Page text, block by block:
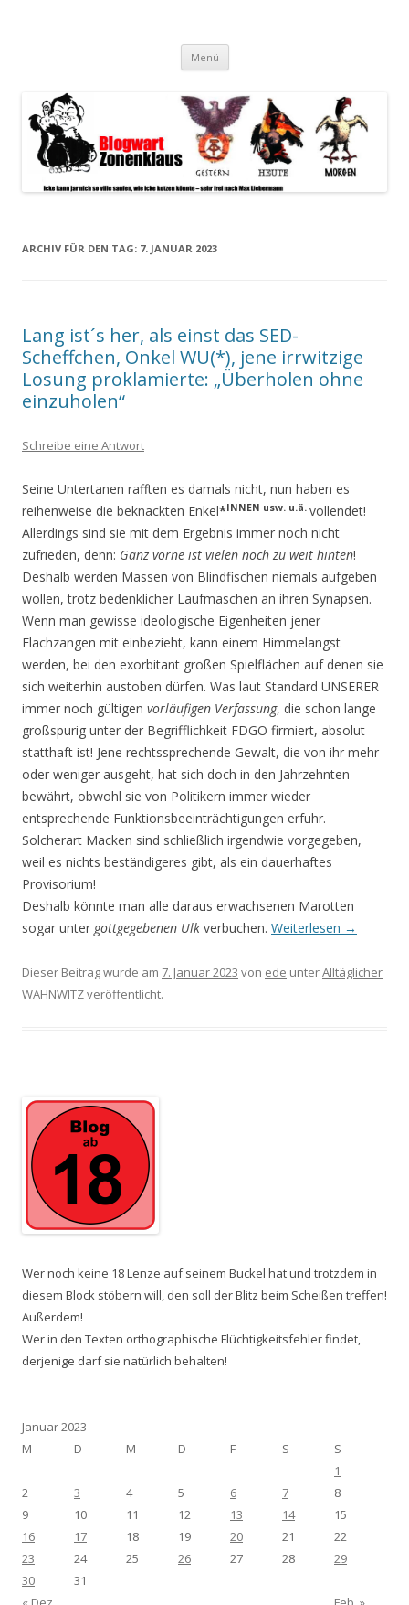
spiegeln im wesentlichen den Gesundheitszustand dieser unserer
Menü Zum
springen
ARCHIV FÜR DEN TAG: 7. JANUAR 2023
Lang ist´s her, als einst das SED-
Scheffchen, Onkel WU(*), jene irrwitzige
Losung proklamierte: „Überholen ohne
einzuholen“
Schreibe eine Antwort
Seine Untertanen rafften es damals nicht, nun haben es
reihenweise die beknackten Enkel*INNEN usw. u.ä. vollendet!
Allerdings sind sie mit dem Ergebnis immer noch nicht
zufrieden, denn: Ganz vorne ist vielen noch zu weit hinten!
Deshalb werden Massen von Blindfischen niemals aufgeben
wollen, trotz bedenklicher Laufmaschen an ihren Synapsen.
Wenn man gewisse ideologische Eigen­heiten jener
Flachzangen mit einbezieht, kann einem Himmelangst
werden, bei den exorbitant gro­ßen Spielflächen auf denen sie
sich weiterhin austoben dürfen. Was laut Standard UNSERER
immer noch gültigen vorläufigen Verfassung, die schon lange
großspurig unter der Begrifflichkeit FDGO firmiert, absolut
statthaft ist! Jene rechtssprechende Gewalt, die von ihr mehr
oder weniger ausgeht, hat sich doch in den Jahrzehnten
bewährt, obwohl sie von Politikern immer wieder
entsprechende Funktionsbeeinträchti­gungen erfuhr.
Solcherart Macken sind schließlich irgendwie vorgegeben,
weil es nichts beständige­res gibt, als ein dauerhaftes
Provisorium!
Deshalb könnte man alle daraus erwachsenen Marotten
sogar unter gottgegebenen Ulk verbuchen. Weiterlesen →
Dieser Beitrag wurde am 7. Januar 2023 von ede unterAlltäglicher
WAHNWITZveröffentlicht.
Wer noch keine 18 Lenze auf seinem Buckel hat und trotzdem in
diesem Block stöbern will, den soll der Blitz beim Scheißen treffen!
Außerdem!
Wer in den Texten orthographische Flüchtigkeitsfehler findet,
derjenige darf sie natürlich behalten!
Januar 2023
M
D M D F S
S
1
2
3 4 5 6 7
8
9
10 11 12 13 14
15
16
17 18 19 20 21
22
23
24 25 26 27 28
29
30
31